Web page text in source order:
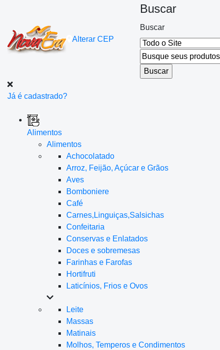
Alterar CEP
Buscar
Buscar
Já é cadastrado?
Alimentos
Alimentos
Achocolatado
Arroz, Feijão, Açúcar e Grãos
Aves
Bomboniere
Café
Carnes,Linguiças,Salsichas
Confeitaria
Conservas e Enlatados
Doces e sobremesas
Farinhas e Farofas
Hortifruti
Laticínios, Frios e Ovos
Leite
Massas
Matinais
Molhos, Temperos e Condimentos